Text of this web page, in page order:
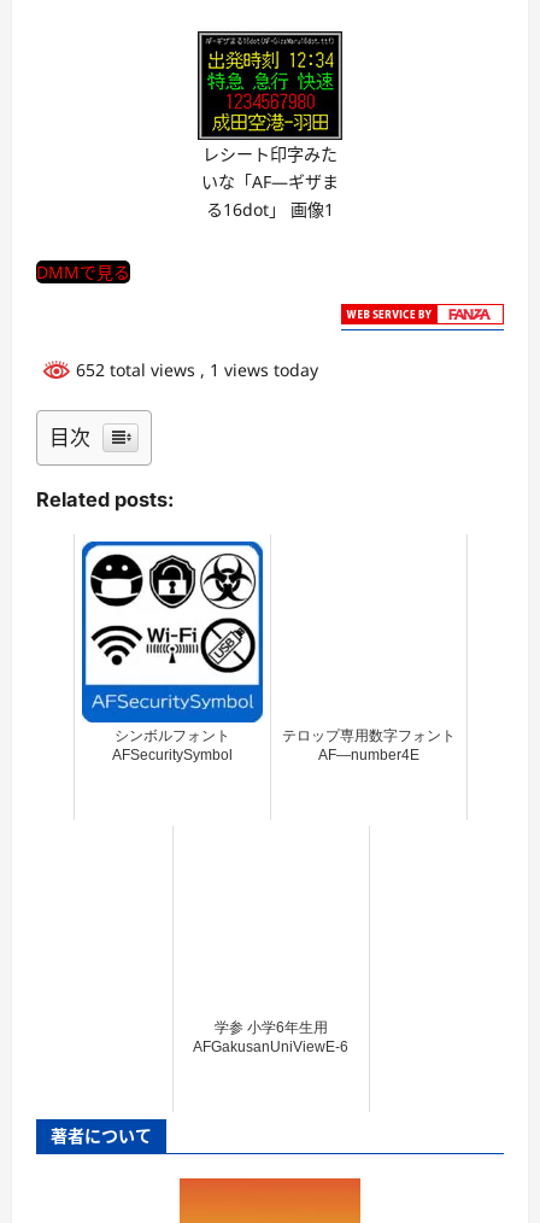
レシート印字みた
いな「AF―ギザま
る16dot」 画像1
DMMで見る
652 total views , 1 views today
目次
Related posts:
シンボルフォント
AFSecuritySymbol
テロップ専用数字フォント
AF―number4E
学参 小学6年生用
AFGakusanUniViewE-6
著者について